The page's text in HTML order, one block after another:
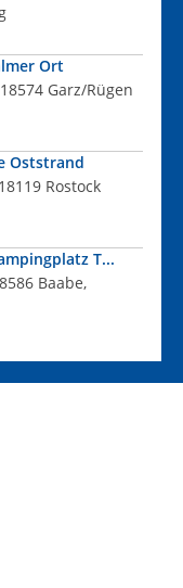
Ort
Garz/Rügen
Oststrand
Rostock
T...
Baabe,